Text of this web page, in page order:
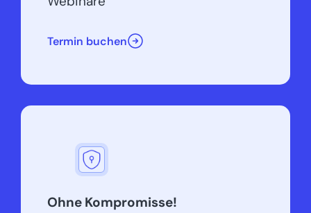
Termin buchen
Ohne Kompromisse!